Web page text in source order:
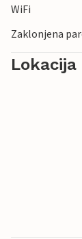
WiFi
Zaklonjena
Lokacija